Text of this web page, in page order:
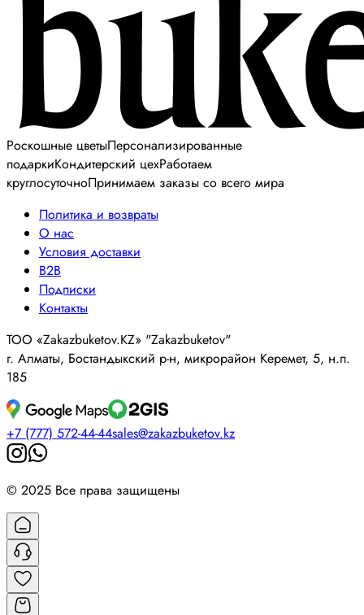
Роскошные цветыПерсонализированные
подаркиКондитерский цехРаботаем
круглосуточноПринимаем заказы со всего мира
Политика и возвраты
О нас
Условия доставки
B2B
Подписки
Контакты
ТОО «Zakazbuketov.KZ» "Zakazbuketov"
г. Алматы, Бостандыкский р-н, микрорайон Керемет, 5, н.п.
185
+7 (777) 572-44-44sales@zakazbuketov.kz
© 2025 Все права защищены